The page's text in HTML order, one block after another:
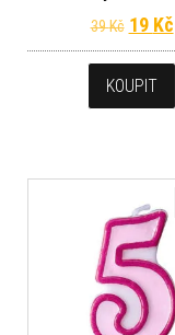
39Kč 19 Kč
KOUPIT